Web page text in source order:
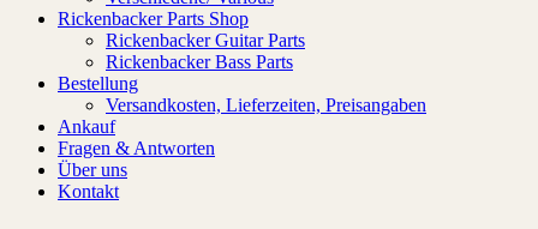
Rickenbacker Parts Shop
Rickenbacker Guitar Parts
Rickenbacker Bass Parts
Bestellung
Versandkosten, Lieferzeiten, Preisangaben
Ankauf
Fragen & Antworten
Über uns
Kontakt